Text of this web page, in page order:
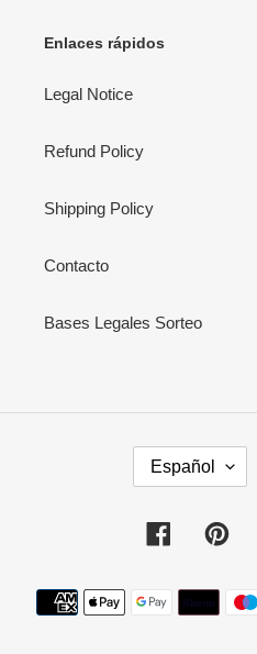
Enlaces rápidos
Legal Notice
Refund Policy
Shipping Policy
Contacto
Bases Legales Sorteo
O
Español
Facebook